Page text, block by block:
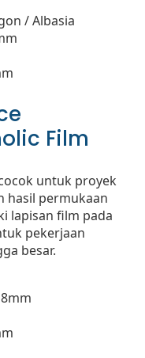
/ Albasia
Film
untuk proyek
hasil permukaan
lapisan film pada
pekerjaan
besar.